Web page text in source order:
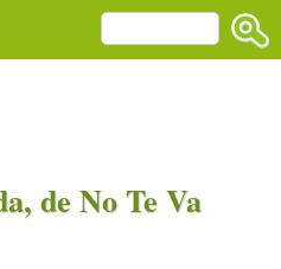
de No Te Va